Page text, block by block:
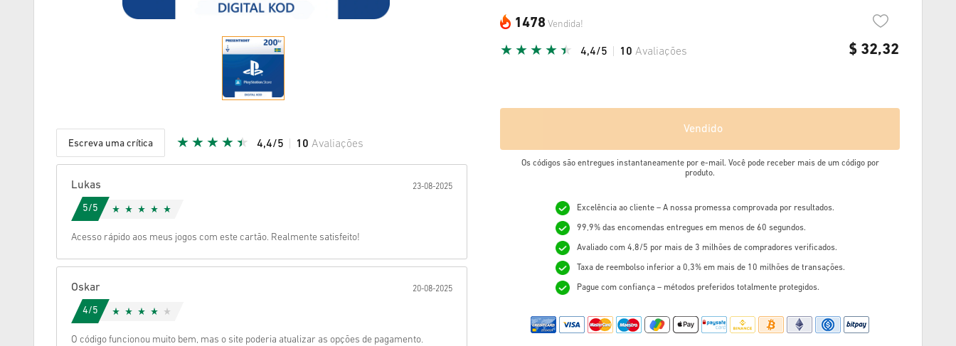
Escreva uma crítica 4,4/5 10 Avaliações
Cancelar
Lukas 23-08-2025
5/5
Acesso rápido aos meus jogos com este cartão. Realmente satisfeito!
Oskar 20-08-2025
4/5
O código funcionou muito bem, mas o site poderia atualizar as opções de pagamento.
1478 Vendida!
$ 32,32
4,4/5 10 Avaliações
Vendido
Os códigos são entregues instantaneamente por e-mail. Você pode receber mais de um código por
produto.
Excelência ao cliente – A nossa promessa comprovada por resultados.
99,9% das encomendas entregues em menos de 60 segundos.
Avaliado com 4,8/5 por mais de 3 milhões de compradores verificados.
Taxa de reembolso inferior a 0,3% em mais de 10 milhões de transações.
Pague com confiança – métodos preferidos totalmente protegidos.